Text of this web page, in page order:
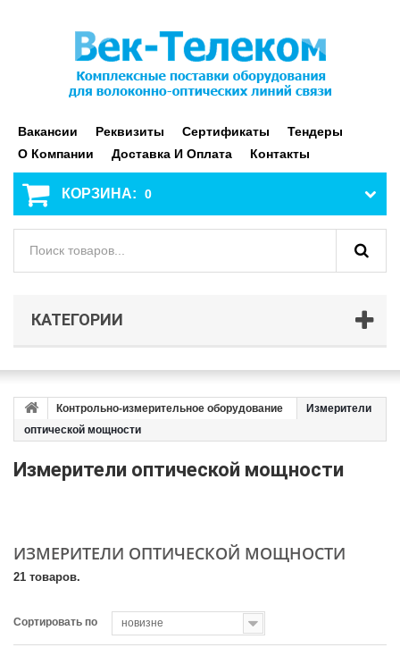
Вакансии Реквизиты Сертификаты
Тендеры
О Компании
Доставка И Оплата Контакты
КОРЗИНА: 0
КАТЕГОРИИ
Контрольно-измерительное оборудование
Измерители
оптической мощности
Измерители оптической мощности
ИЗМЕРИТЕЛИ ОПТИЧЕСКОЙ МОЩНОСТИ
21 товаров.
Сортировать по новизне